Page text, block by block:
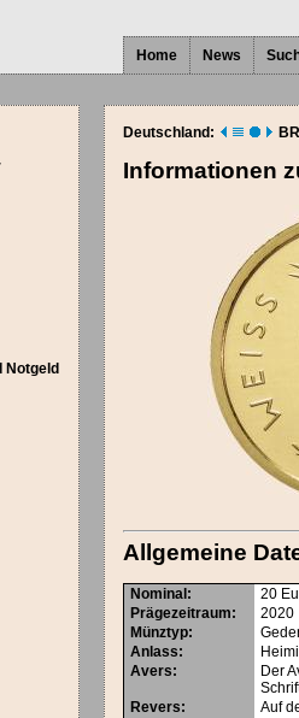
Home News
Notgeld
Deutschland:
Informationen
Allgemeine
Nominal :
20
Prägezeitraum:
2020
Münztyp:
Anlass:
Avers:
Der
Revers:
Auf